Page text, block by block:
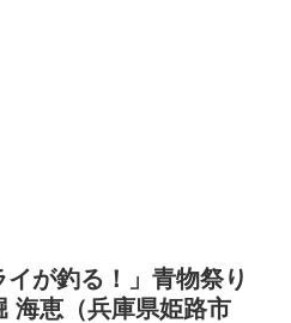
イが釣る！」青物祭り
海恵（兵庫県姫路市